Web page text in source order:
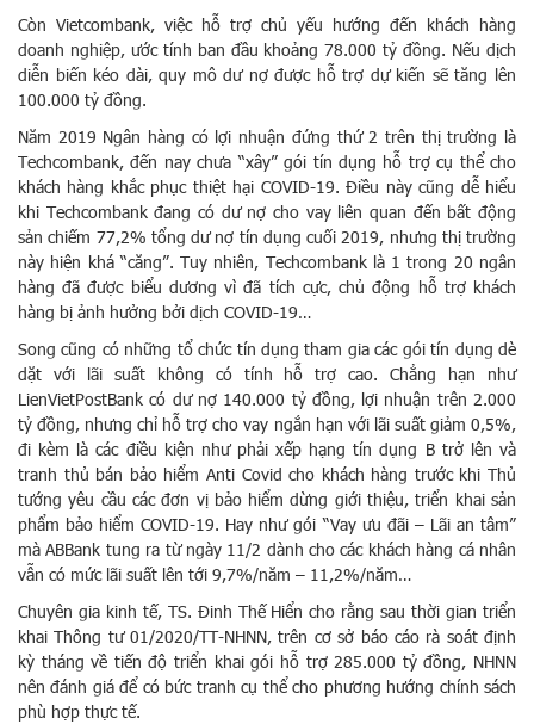
Còn Vietcombank, việc hỗ trợ chủ yếu hướng đến khách hàng
doanh nghiệp, ước tính ban đầu khoảng 78.000 tỷ đồng. Nếu dịch
diễn biến kéo dài, quy mô dư nợ được hỗ trợ dự kiến sẽ tăng lên
100.000 tỷ đồng.
Năm 2019 Ngân hàng có lợi nhuận đứng thứ 2 trên thị trường là
Techcombank, đến nay chưa “xây” gói tín dụng hỗ trợ cụ thể cho
khách hàng khắc phục thiệt hại COVID-19. Điều này cũng dễ hiểu
khi Techcombank đang có dư nợ cho vay liên quan đến bất động
sản chiếm 77,2% tổng dư nợ tín dụng cuối 2019, nhưng thị trường
này hiện khá “căng”. Tuy nhiên, Techcombank là 1 trong 20 ngân
hàng đã được biểu dương vì đã tích cực, chủ động hỗ trợ khách
hàng bị ảnh hưởng bởi dịch COVID-19…
Song cũng có những tổ chức tín dụng tham gia các gói tín dụng dè
dặt với lãi suất không có tính hỗ trợ cao. Chẳng hạn như
LienVietPostBank có dư nợ 140.000 tỷ đồng, lợi nhuận trên 2.000
tỷ đồng, nhưng chỉ hỗ trợ cho vay ngắn hạn với lãi suất giảm 0,5%,
đi kèm là các điều kiện như phải xếp hạng tín dụng B trở lên và
tranh thủ bán bảo hiểm Anti Covid cho khách hàng trước khi Thủ
tướng yêu cầu các đơn vị bảo hiểm dừng giới thiệu, triển khai sản
phẩm bảo hiểm COVID-19. Hay như gói “Vay ưu đãi – Lãi an tâm”
mà ABBank tung ra từ ngày 11/2 dành cho các khách hàng cá nhân
vẫn có mức lãi suất lên tới 9,7%/năm – 11,2%/năm…
Chuyên gia kinh tế, TS. Đinh Thế Hiển cho rằng sau thời gian triển
khai Thông tư 01/2020/TT-NHNN, trên cơ sở báo cáo rà soát định
kỳ tháng về tiến độ triển khai gói hỗ trợ 285.000 tỷ đồng, NHNN
nên đánh giá để có bức tranh cụ thể cho phương hướng chính sách
phù hợp thực tế.